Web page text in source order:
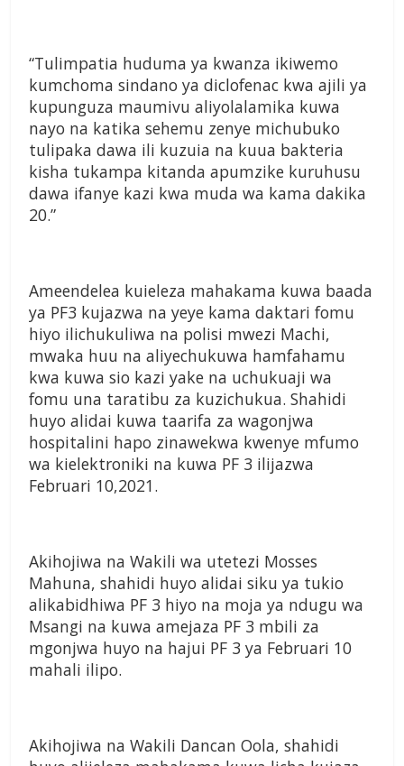
“Tulimpatia huduma ya kwanza ikiwemo
kumchoma sindano ya diclofenac kwa ajili ya
kupunguza maumivu aliyolalamika kuwa
nayo na katika sehemu zenye michubuko
tulipaka dawa ili kuzuia na kuua bakteria
kisha tukampa kitanda apumzike kuruhusu
dawa ifanye kazi kwa muda wa kama dakika
20.”
Ameendelea kuieleza mahakama kuwa baada
ya PF3 kujazwa na yeye kama daktari fomu
hiyo ilichukuliwa na polisi mwezi Machi,
mwaka huu na aliyechukuwa hamfahamu
kwa kuwa sio kazi yake na uchukuaji wa
fomu una taratibu za kuzichukua. Shahidi
huyo alidai kuwa taarifa za wagonjwa
hospitalini hapo zinawekwa kwenye mfumo
wa kielektroniki na kuwa PF 3 ilijazwa
Februari 10,2021.
Akihojiwa na Wakili wa utetezi Mosses
Mahuna, shahidi huyo alidai siku ya tukio
alikabidhiwa PF 3 hiyo na moja ya ndugu wa
Msangi na kuwa amejaza PF 3 mbili za
mgonjwa huyo na hajui PF 3 ya Februari 10
mahali ilipo.
Akihojiwa na Wakili Dancan Oola, shahidi